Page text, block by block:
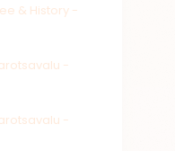
& History -
-
-